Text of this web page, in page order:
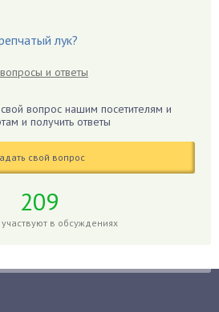
лук?
и ответы
вопрос нашим посетителям и
и получить ответы
свой вопрос
209
в обсуждениях